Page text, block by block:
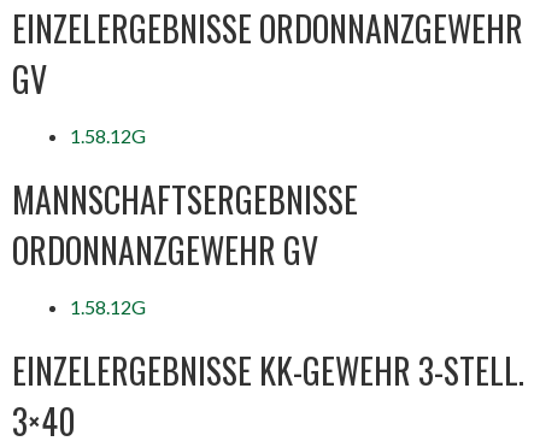
EINZELERGEBNISSE ORDONNANZGEWEHR
GV
1.58.12G
MANNSCHAFTSERGEBNISSE
ORDONNANZGEWEHR GV
1.58.12G
EINZELERGEBNISSE KK-GEWEHR 3-STELL.
3×40